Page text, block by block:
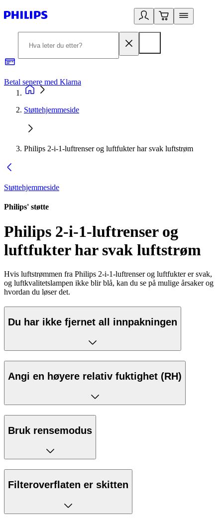
Betal senere med Klarna
Støttehjemmeside
Philips 2-i-1-luftrenser og luftfukter har svak luftstrøm
Støttehjemmeside
Philips' støtte
Philips 2-i-1-luftrenser og
luftfukter har svak luftstrøm
Hvis luftstrømmen fra Philips 2-i-1-luftrenser og luftfukter er svak,
og luftkvalitetslampen ikke blir blå, kan du se på mulige årsaker og
hvordan du løser det.
Du har ikke fjernet all innpakningen
Angi en høyere relativ fuktighet (RH)
Bruk rensemodus
Filteroverflaten er skitten